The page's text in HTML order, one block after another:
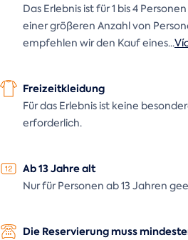
Das Erlebnis ist für 1 bis 4
einer größeren Anzahl von
empfehlen wir den Kauf eines...
Freizeitkleidung
Für das Erlebnis ist keine
erforderlich.
Ab 13 Jahre alt
Nur für Personen ab 13 Jahren
Die Reservierung muss